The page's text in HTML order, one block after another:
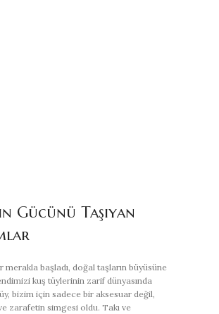
Gücünü Taşıyan
merakla başladı, doğal taşların büyüsüne
kuş tüylerinin zarif dünyasında
bizim için sadece bir aksesuar değil,
zarafetin simgesi oldu. Takı ve